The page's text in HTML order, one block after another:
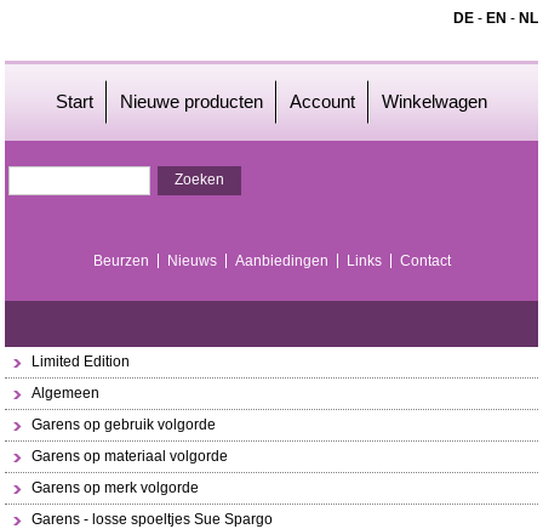
DE- EN - NL
Start Nieuwe producten Account Winkelwagen
Beurzen Nieuws Aanbiedingen Links Contact
Limited Edition
Algemeen
Garens op gebruik volgorde
Garens op materiaal volgorde
Garens op merk volgorde
Garens - losse spoeltjes Sue Spargo